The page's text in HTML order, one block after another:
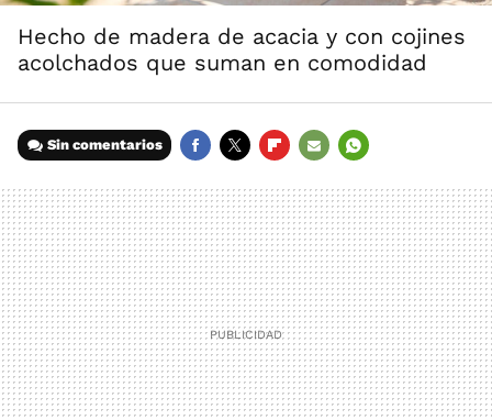
Hecho de madera de acacia y con cojines
acolchados que suman en comodidad
Sin comentarios
MAIL